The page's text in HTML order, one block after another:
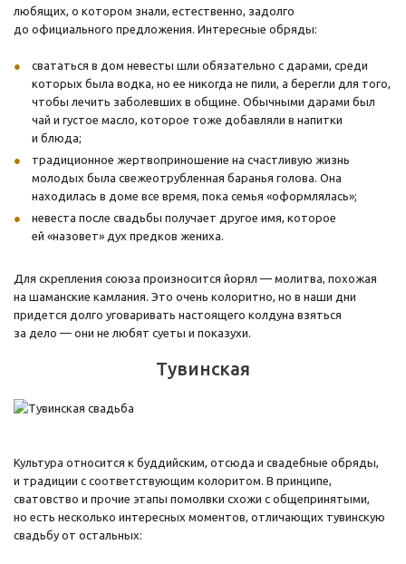
любящих, о котором знали, естественно, задолго
до официального предложения. Интересные обряды:
свататься в дом невесты шли обязательно с дарами, среди
которых была водка, но ее никогда не пили, а берегли для того,
чтобы лечить заболевших в общине. Обычными дарами был
чай и густое масло, которое тоже добавляли в напитки
и блюда;
традиционное жертвоприношение на счастливую жизнь
молодых была свежеотрубленная баранья голова. Она
находилась в доме все время, пока семья «оформлялась»;
невеста после свадьбы получает другое имя, которое
ей «назовет» дух предков жениха.
Для скрепления союза произносится йорял — молитва, похожая
на шаманские камлания. Это очень колоритно, но в наши дни
придется долго уговаривать настоящего колдуна взяться
за дело — они не любят суеты и показухи.
Тувинская
Культура относится к буддийским, отсюда и свадебные обряды,
и традиции с соответствующим колоритом. В принципе,
сватовство и прочие этапы помолвки схожи с общепринятыми,
но есть несколько интересных моментов, отличающих тувинскую
свадьбу от остальных: